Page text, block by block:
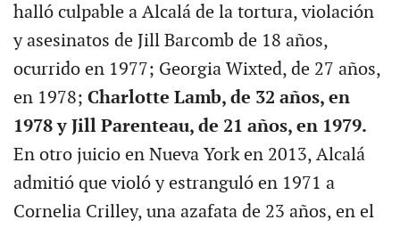
halló culpable a Alcalá de la tortura, violación
y asesinatos de Jill Barcomb de 18 años,
ocurrido en 1977; Georgia Wixted, de 27 años,
en 1978; Charlotte Lamb, de 32 años, en
1978 y Jill Parenteau, de 21 años, en 1979.
En otro juicio en Nueva York en 2013, Alcalá
admitió que violó y estranguló en 1971 a
Cornelia Crilley, una azafata de 23 años, en el